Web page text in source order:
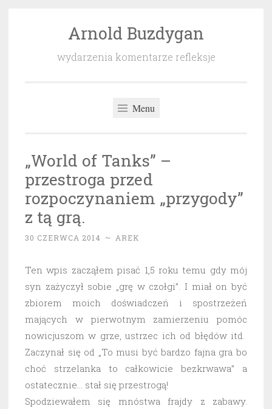
Arnold Buzdygan
wydarzenia komentarze refleksje
Menu
„World of Tanks” –
przestroga przed
rozpoczynaniem „przygody”
z tą grą.
30 CZERWCA 2014 ~ AREK
Ten wpis zacząłem pisać 1,5 roku temu gdy mój
syn zażyczył sobie „grę w czołgi”. I miał on być
zbiorem moich doświadczeń i spostrzeżeń
mających w pierwotnym zamierzeniu pomóc
nowicjuszom w grze, ustrzec ich od błędów itd.
Zaczynał się od „To musi być bardzo fajna gra bo
choć strzelanka to całkowicie bezkrwawa” a
ostatecznie… stał się przestrogą!
Spodziewałem się mnóstwa frajdy z zabawy.